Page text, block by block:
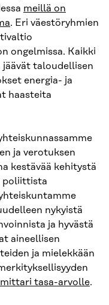
meillä on
. Eri väestöryhmien
ongelmissa. Kaikki
jäävät taloudellisen
energia- ja
haasteita
ja verotuksen
kestävää kehitystä
poliittista
nykyistä
ja hyvästä
aineellisen
ja mielekkään
tasa-arvolle.